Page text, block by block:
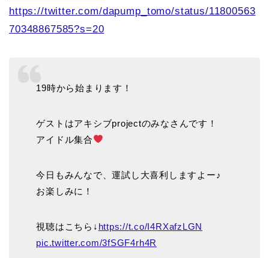
https://twitter.com/dapump_tomo/status/11800563
70348867585?s=20
19時から始まります！
ゲストはアキシブprojectのみなさんです！
アイドル集合
今日もみんなで、運試し大喜利しますよー♪
お楽しみに！
視聴はこちら↓ https://t.co/I4RXafzLGN
pic.twitter.com/3fSGF4rh4R